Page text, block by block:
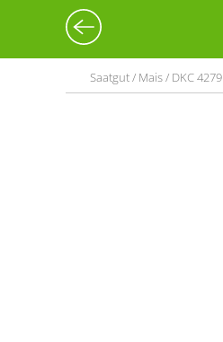
Saatgut / Mais / DKC 4279